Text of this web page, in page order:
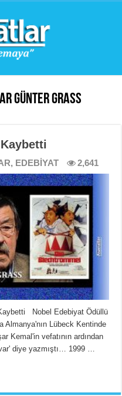
Günter Grass
, EDEBİYAT 2,641
Nobel Edebiyat Ödüllü
Almanya'nın Lübeck Kentinde
Kemal'in vefatının ardından
diye yazmıştı… 1999 …